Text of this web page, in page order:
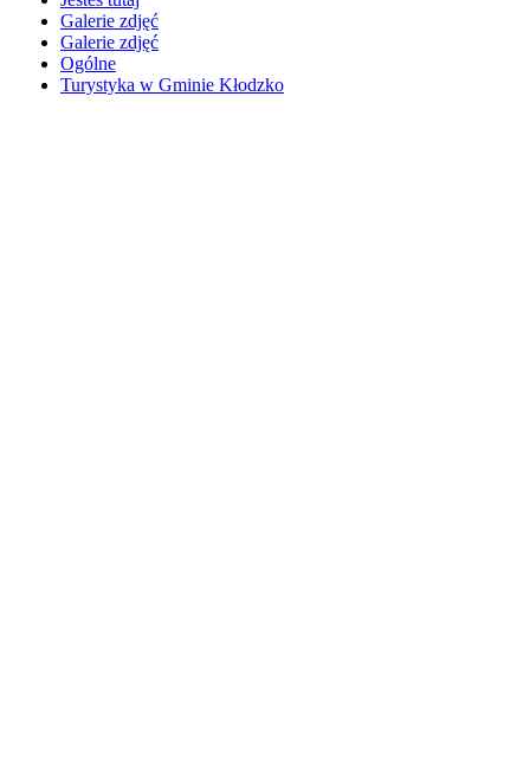
Galerie zdjęć
Galerie zdjęć
Ogólne
Turystyka w Gminie Kłodzko